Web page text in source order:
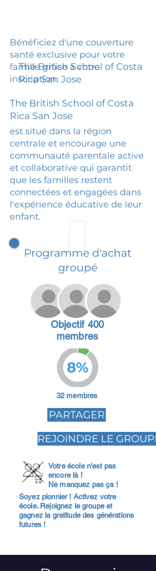
Bénéficiez d'une couverture
santé exclusive pour votre
famille grâce à votre
inscription.
The British School of Costa
Rica San Jose
The British School of Costa
Rica San Jose
est situé dans la région
centrale et encourage une
communauté parentale active
et collaborative qui garantit
que les familles restent
connectées et engagées dans
l'expérience éducative de leur
enfant.
Programme d'achat
groupé
Objectif 400
membres
8%
32 membres
PARTAGER
REJOINDRE LE GROUPE
Votre école n'est pas
encore là !
Ne manquez pas ça !
Soyez pionnier ! Activez votre
école. Rejoignez le groupe et
gagnez la gratitude des générations
futures !